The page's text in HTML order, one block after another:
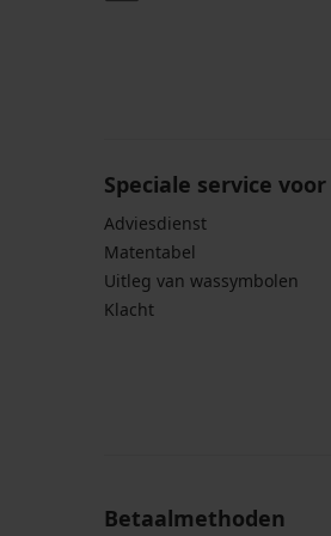
Speciale service
Adviesdienst
Matentabel
Uitleg van wassymbolen
Klacht
Betaalmethoden